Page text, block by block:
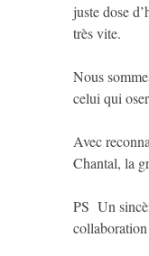
juste dose
très vite.
Nous
celui qui
Avec
Chantal, la
PS Un
collaboration